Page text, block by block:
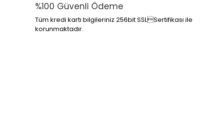
%100 Güvenli Ödeme
Tüm kredi kartı bilgileriniz 256bit SSLSertifikası ile
korunmaktadır.